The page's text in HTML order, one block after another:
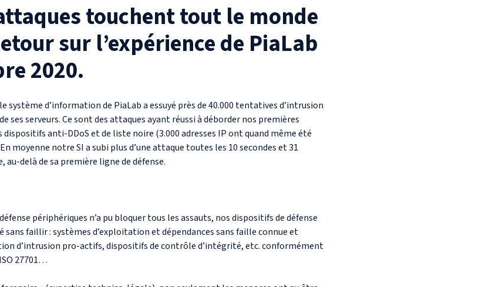
touchent tout le monde
sur l’expérience de PiaLab
2020.
système d’information de PiaLab a essuyé près de 40.000 tentatives d’intrusion
ses serveurs. Ce sont des attaques ayant réussi à déborder nos premières
dispositifs anti-DDoS et de liste noire (3.000 adresses IP ont quand même été
moyenne notre SI a subi plus d’une attaque toutes les 10 secondes et 31
au-delà de sa première ligne de défense.
périphériques n’a pu bloquer tous les assauts, nos dispositifs de défense
faillir : systèmes d’exploitation et dépendances sans faille connue et
d’intrusion pro-actifs, dispositifs de contrôle d’intégrité, etc. conformément
27701…